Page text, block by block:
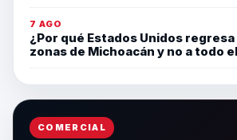
7 AGO
¿Por qué Estados Unidos
zonas de Michoacán y no a todo
COMERCIAL